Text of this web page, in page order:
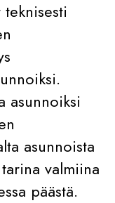
asunnoiksi
asunnoista
valmiina
päästä.